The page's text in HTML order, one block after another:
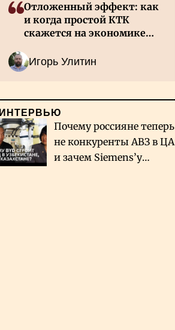
Отложенный эффект: как
и когда простой КТК
скажется на экономике
Игорь Улитин
ИНТЕРВЬЮ
Почему россияне теперь
не конкуренты АВЗ в ЦА
и зачем Siemens’у